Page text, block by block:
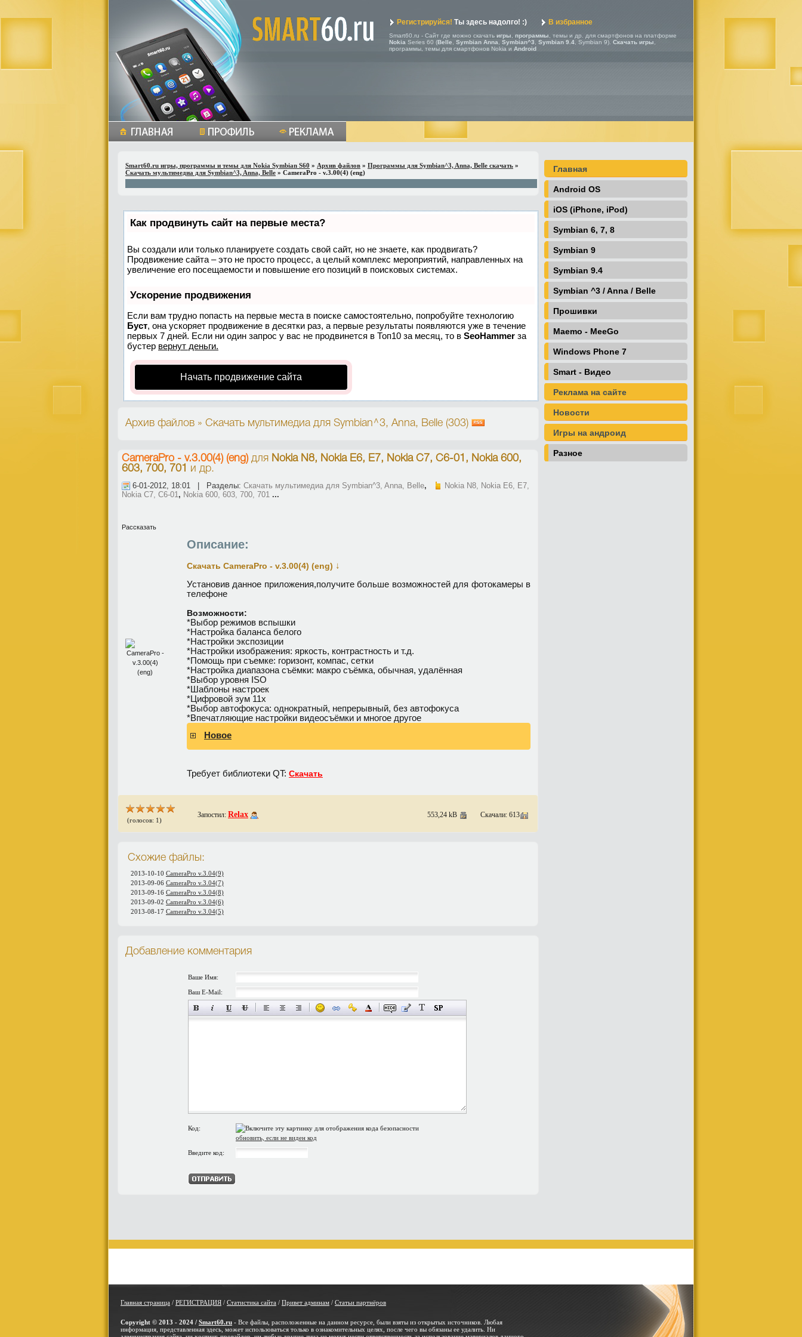
Регистрируйся! Ты здесь надолго! :) В избранное
Smart60.ru - Сайт где можно скачать игры программы , темы и др. для смартфонов на платформе
Nokia Series 60 (Belle Symbian Anna Symbian^3 Symbian 9.4 , Symbian 9). Скачать игры
программы, темы для смартфонов Nokia и Android
Smart60.ru игры, программы и темы для Nokia Symbian S60 » Архив файлов » Программы для Symbian^3, Anna, Belle скачать »
Скачать мультимедиа для Symbian^3, Anna, Belle » CameraPro - v.3.00(4) (eng)
Как продвинуть сайт на первые места?
Вы создали или только планируете создать свой сайт, но не знаете, как продвигать?
Продвижение сайта – это не просто процесс, а целый комплекс мероприятий, направленных на
увеличение его посещаемости и повышение его позиций в поисковых системах.
Ускорение продвижения
Если вам трудно попасть на первые места в поиске самостоятельно, попробуйте технологию
Буст, она ускоряет продвижение в десятки раз, а первые результаты появляются уже в течение
первых 7 дней. Если ни один запрос у вас не продвинется в Топ10 за месяц, то в SeoHammer за
бустер вернут деньги.
Начать продвижение сайта
Архив файлов » Скачать мультимедиа для Symbian^3, Anna, Belle (303)
CameraPro - v.3.00(4) (eng)для Nokia N8, Nokia E6, E7, Nokia C7, C6-01, Nokia 600,
603, 700, 701
и др.
6-01-2012, 18:01 | Разделы: Скачать мультимедиа для Symbian^3, Anna, Belle,
Nokia N8, Nokia E6, E7,
Nokia C7, C6-01, Nokia 600, 603, 700, 701 ...
Рассказать
Описание:
Скачать CameraPro - v.3.00(4) (eng) ↓
Установив данное приложения,получите больше возможностей для фотокамеры в
телефоне
Возможности:
*Выбор режимов вспышки
*Настройка баланса белого
*Настройки экспозиции
*Настройки изображения: яркость, контрастность и т.д.
*Помощь при съемке: горизонт, компас, сетки
*Настройка диапазона съёмки: макро съёмка, обычная, удалённая
*Выбор уровня ISO
*Шаблоны настроек
*Цифровой зум 11х
*Выбор автофокуса: однократный, непрерывный, без автофокуса
*Впечатляющие настройки видеосъёмки и многое другое
Новое
Требует библиотеки QT: Скачать
(голосов: 1)
Запостил: Relax 553,24 kB Скачали: 613
Схожие файлы:
2013-10-10 CameraPro v.3.04(9)
2013-09-06 CameraPro v.3.04(7)
2013-09-16 CameraPro v.3.04(8)
2013-09-02 CameraPro v.3.04(6)
2013-08-17 CameraPro v.3.04(5)
Добавление комментария
Ваше Имя:
Ваш E-Mail:
Код:
обновить, если не виден код
Введите код:
Главная
Android OS
iOS (iPhone, iPod)
Symbian 6, 7, 8
Symbian 9
Symbian 9.4
Symbian ^3 / Anna / Belle
Прошивки
Maemo - MeeGo
Windows Phone 7
Smart - Видео
Реклама на сайте
Новости
Игры на андроид
Разное
Главная страница / РЕГИСТРАЦИЯ / Статистика сайта / Привет админам / Статьи партнёров
Copyright © 2013 - 2024 / Smart60.ru - Все файлы, расположенные на данном ресурсе, были взяты из открытых источников. Любая
информация, представленная здесь, может использоваться только в ознакомительных целях, после чего вы обязаны ее удалить. Ни